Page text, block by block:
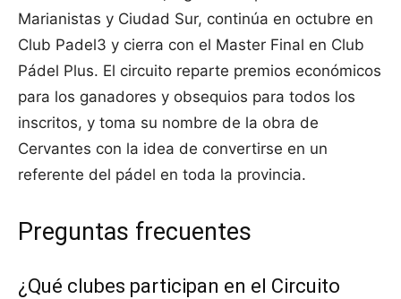
Marianistas y Ciudad Sur, continúa en octubre en
Club Padel3 y cierra con el Master Final en Club
Pádel Plus. El circuito reparte premios económicos
para los ganadores y obsequios para todos los
inscritos, y toma su nombre de la obra de
Cervantes con la idea de convertirse en un
referente del pádel en toda la provincia.
Preguntas frecuentes
¿Qué clubes participan en el Circuito